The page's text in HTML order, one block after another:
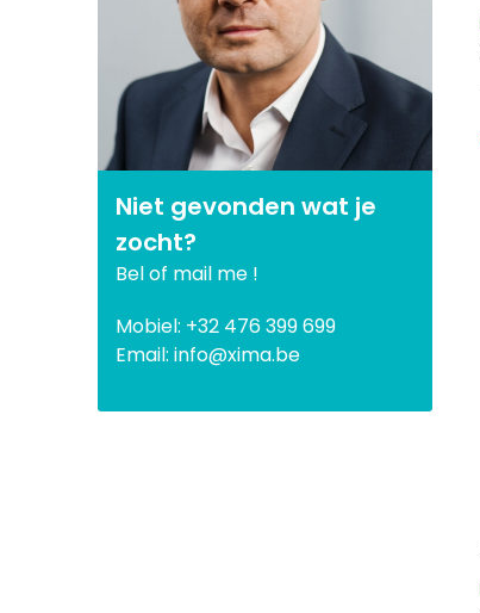
Niet gevonden wat je
zocht?
Bel of mail me !
Mobiel: +32 476 399 699
Email: info@xima.be